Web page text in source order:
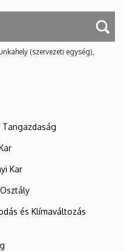
(szervezeti egység),
Kar
és Klímaváltozás